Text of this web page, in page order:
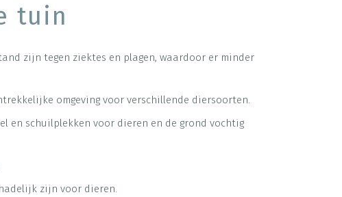
tuin
zijn tegen ziektes en plagen, waardoor er minder
omgeving voor verschillende diersoorten.
en schuilplekken voor dieren en de grond vochtig
zijn voor dieren.